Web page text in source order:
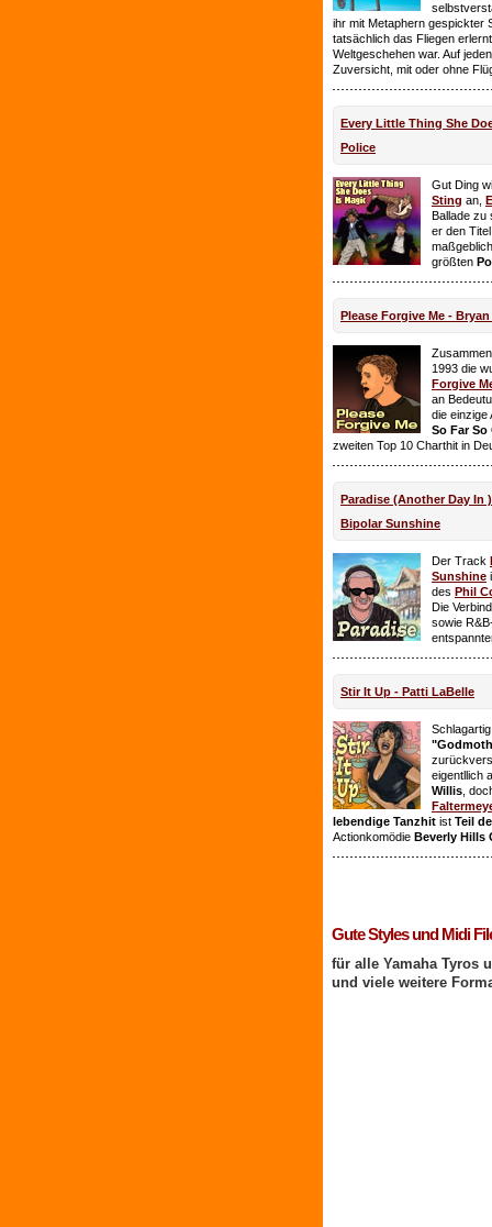
ihr mit Metaphern gespickter
tatsächlich das Fliegen
Weltgeschehen war. Auf
Zuversicht, mit oder ohne
Every Little Thing She
Police
Gut Ding
Sting an,
Ballade zu
er den
größten
Please Forgive Me -
1993 die
Forgive
an
die einzige
So Far So
zweiten Top 10 Charthit in
Paradise (Another Day In
Bipolar Sunshine
Der Track
Sunshine
des Phil
Die
sowie
Stir It Up - Patti LaBelle
eigentllich
Willis ,
lebendige Tanzhit ist Teil
Actionkomödie Beverly Hills
Gute Styles und Midi
für alle Yamaha Tyros
und viele weitere